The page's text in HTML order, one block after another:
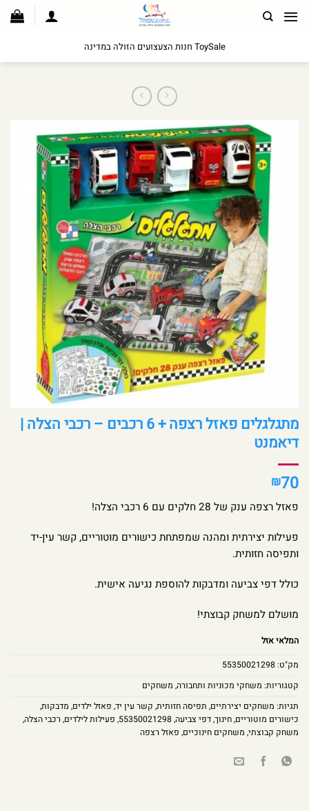
לתוכן
ToySale חנות הצעצועים הזולה במדינה
מתגלגלים פאזל רצפה + 6 רכבים – רכבי הצלה |
דיאמנט
₪70
פאזל רצפה ענק של 28 חלקים עם 6 רכבי הצלה!
פעילות יצירתית ומהנה שמפתחת כישורים מוטוריים, קשר עין-יד
ותפיסה חזותית.
כולל דפי צביעה ומדבקות להוספת נגיעה אישית.
מושלם למשחק קבוצתי!
המלאי אזל
מק"ט:55350021298
קטגוריות: משחקי מכוניות ותחבורה, משחקים
תגיות: משחקים יצירתיים, תפיסה חזותית, קשר עין יד, פאזל ילדים, מדבקות,
כישורים מוטוריים,חינוך,דפי צביעה,
55350021298
, פעילות לילדים, רכבי הצלה,
משחק קבוצתי, משחקים חינוכיים, פאזל רצפה